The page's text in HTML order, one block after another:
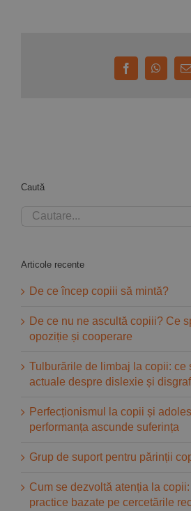
Facebook
E-
Caută
Cautare...
Articole recente
De ce încep copiii să mintă?
De ce nu ne ascultă copiii? Ce
opoziție și cooperare
Tulburările de limbaj la copii: ce
actuale despre dislexie și
Perfecționismul la copii și
performanța ascunde suferința
Grup de suport pentru părinții
Cum se dezvoltă atenția la
practice bazate pe cercetările